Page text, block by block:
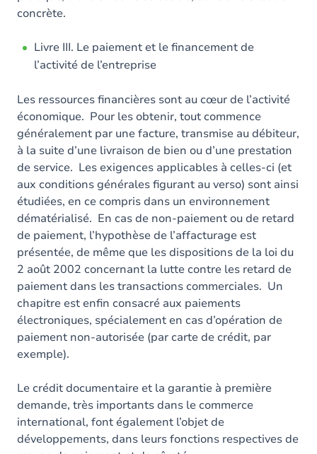
concrète.
Livre III. Le paiement et le financement de
l’activité de l’entreprise
Les ressources financières sont au cœur de l’activité
économique. Pour les obtenir, tout commence
généralement par une facture, transmise au débiteur,
à la suite d’une livraison de bien ou d’une prestation
de service. Les exigences applicables à celles-ci (et
aux conditions générales figurant au verso) sont ainsi
étudiées, en ce compris dans un environnement
dématérialisé. En cas de non-paiement ou de retard
de paiement, l’hypothèse de l’affacturage est
présentée, de même que les dispositions de la loi du
2 août 2002 concernant la lutte contre les retard de
paiement dans les transactions commerciales. Un
chapitre est enfin consacré aux paiements
électroniques, spécialement en cas d’opération de
paiement non-autorisée (par carte de crédit, par
exemple).
Le crédit documentaire et la garantie à première
demande, très importants dans le commerce
international, font également l’objet de
développements, dans leurs fonctions respectives de